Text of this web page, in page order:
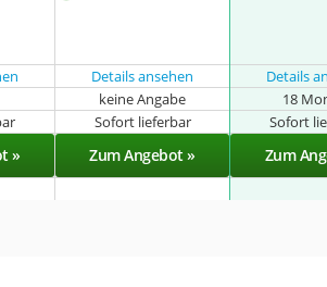
Details ansehen Details
keine Angabe 18
Sofort lieferbar Sofort
» Zum Angebot » Zum